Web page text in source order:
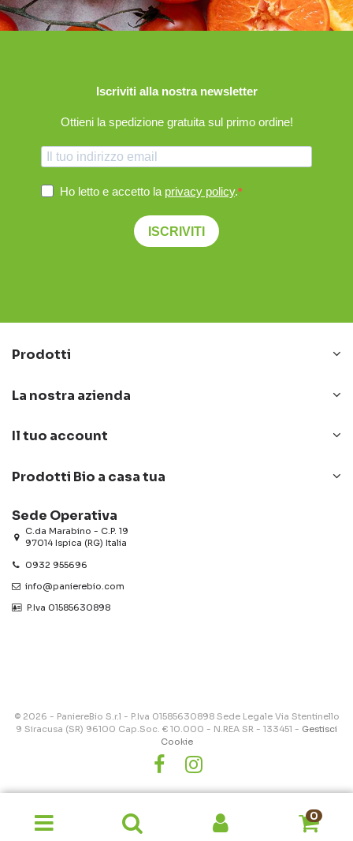
0
Iscriviti alla nostra newsletter
Ottieni la spedizione gratuita sul primo ordine!
Ho letto e accetto la privacy policy.
ISCRIVITI
Prodotti
La nostra azienda
Il tuo account
Prodotti Bio a casa tua
Sede Operativa
C.da Marabino - C.P. 19
97014 Ispica (RG) Italia
0932 955696
info@panierebio.com
‎‎‎‎‎ P.Iva 01585630898
© 2026 - PaniereBio S.r.l - P.Iva 01585630898 Sede Legale Via Stentinello
9 Siracusa (SR) 96100 Cap.Soc. € 10.000 - N.REA SR - 133451 - Gestisci
Cookie